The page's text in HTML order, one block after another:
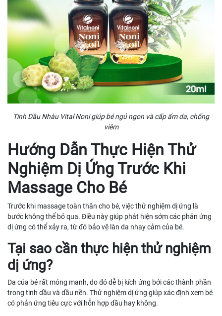
Tinh Dầu Nhàu Vital Noni giúp bé ngủ ngon và cấp ẩm da, chống
viêm
Hướng Dẫn Thực Hiện Thử
Nghiệm Dị Ứng Trước Khi
Massage Cho Bé
Trước khi massage toàn thân cho bé, việc thử nghiệm dị ứng là
bước không thể bỏ qua. Điều này giúp phát hiện sớm các phản ứng
dị ứng có thể xảy ra, từ đó bảo vệ làn da nhạy cảm của bé.
Tại sao cần thực hiện thử nghiệm
dị ứng?
Da của bé rất mỏng manh, do đó dễ bị kích ứng bởi các thành phần
trong tinh dầu và dầu nền. Thử nghiệm dị ứng giúp xác định xem bé
có phản ứng tiêu cực với hỗn hợp dầu hay không.